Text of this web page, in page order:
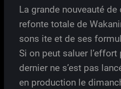
La grande nouveauté de
refonte totale de
sons ite et de ses
Si on peut saluer
dernier ne s’est pas
en production le